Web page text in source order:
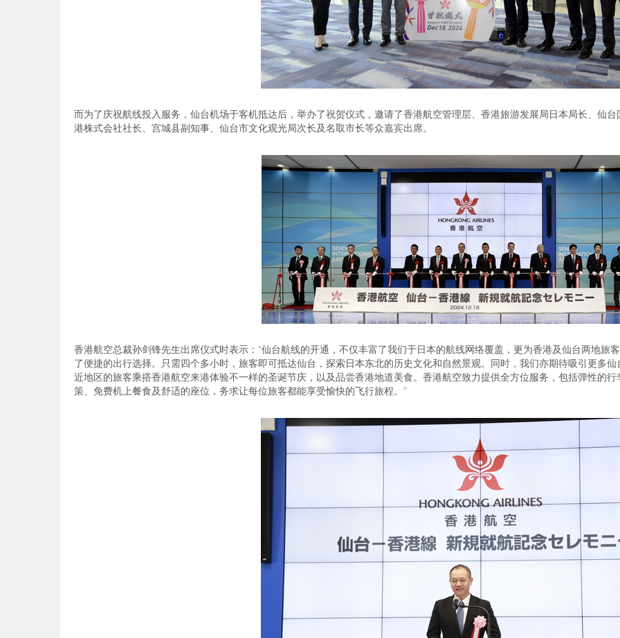
而为了庆祝航线投入服务，仙台机场于客机抵达后，举办了祝贺仪式，邀请了香港航空管理层、香港旅游发展局日本局长、仙台
港株式会社社长、宫城县副知事、仙台市文化观光局次长及名取市长等众嘉宾出席。
香港航空总裁孙剑锋先生出席仪式时表示 ：“仙台航线的开通，不仅丰富了我们于日本的航线网络覆盖，更为香港及仙台两地旅
了便捷的出行选择。只需四个多小时，旅客即可抵达仙台，探索日本东北的历史文化和自然景观。同时，我们亦期待吸引更多仙
近地区的旅客乘搭香港航空来港体验不一样的圣诞节庆，以及品尝香港地道美食。香港航空致力提供全方位服务，包括弹性的行
策、免费机上餐食及舒适的座位，务求让每位旅客都能享受愉快的飞行旅程。”